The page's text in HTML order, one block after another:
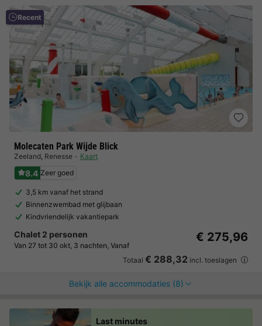
Recent
Molecaten Park Wijde Blick
Zeeland, Renesse Kaart
8.4 Zeer goed
3,5 km vanaf het strand
Binnenzwembad met glijbaan
Kindvriendelijk vakantiepark
Chalet 2 personen
Van 27 tot 30 okt, 3 nachten, Vanaf
€ 275,96
Totaal € 288,32 incl. toeslagen
Bekijk alle accommodaties (8)
Last minutes